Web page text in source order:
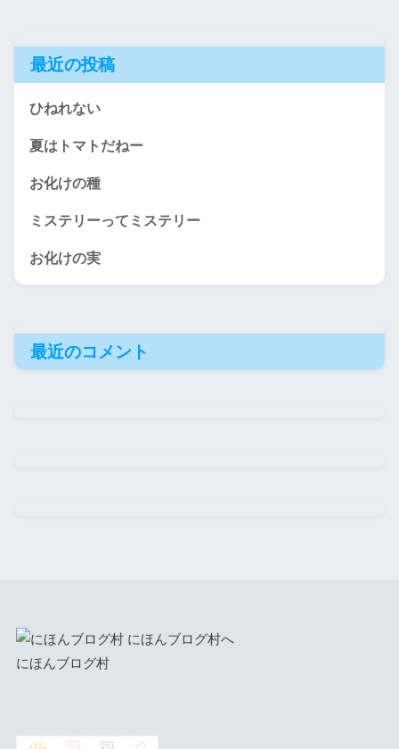
最近の投稿
ひねれない
夏はトマトだねー
お化けの種
ミステリーってミステリー
お化けの実
最近のコメント
にほんブログ村